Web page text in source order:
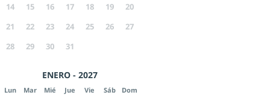
14
15 16 17 18 19
20
21
22 23 24 25 26
27
28
29 30 31
ENERO - 2027
Lun Mar Mié Jue Vie Sáb Dom